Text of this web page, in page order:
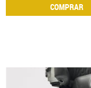
COMPRAR